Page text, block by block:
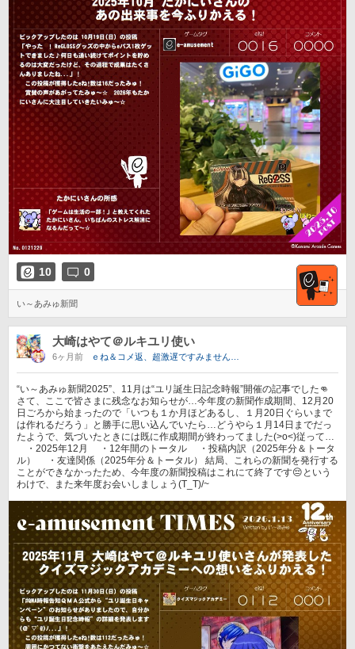
10 0
い～あみゅ新聞
大崎はやて＠ルキユリ使い
6ヶ月前 ｅね＆コメ返、超激遅ですみません…
“い～あみゅ新聞2025”、11月は“ユリ誕生日記念時報”開催の記事でした👊
さて、ここで皆さまに残念なお知らせが…今年度の新聞作成期間、12月20
日ごろから始まったので「いつも１か月ほどあるし、１月20日ぐらいまで
は作れるだろう」と勝手に思い込んでいたら…どうやら１月14日までだっ
たようで、気づいたときには既に作成期間が終わってました(>o<)従って…
・2025年12月 ・12年間のトータル ・投稿内訳（2025年分＆トータ
ル） ・友達関係（2025年分＆トータル） 結局、これらの新聞を発行する
ことができなかったため、今年度の新聞投稿はこれにて終了です😔という
わけで、また来年度お会いしましょう(T_T)/~